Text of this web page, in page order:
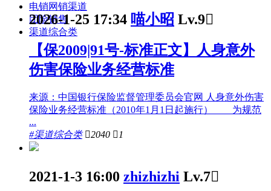
电销网销渠道
团险销售
渠道综合类
2026-1-25 17:34 喵小昭 Lv.9
【保2009|91号-标准正文】人身意外
伤害保险业务经营标准
来源：中国银行保险监督管理委员会官网 人身意外伤害
保险业务经营标准（2010年1月1日起施行） 为规范
...
#渠道综合类 2040  1
2021-1-3 16:00 zhizhizhi Lv.7